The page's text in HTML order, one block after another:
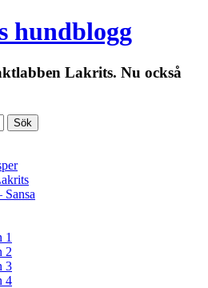
hundblogg
Lakrits. Nu också
Sansa
1
2
3
4